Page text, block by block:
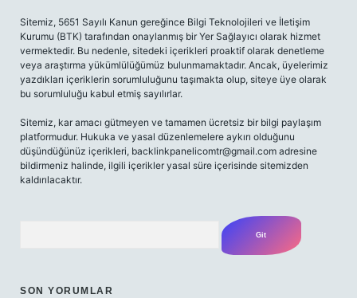
Sitemiz, 5651 Sayılı Kanun gereğince Bilgi Teknolojileri ve İletişim
Kurumu (BTK) tarafından onaylanmış bir Yer Sağlayıcı olarak hizmet
vermektedir. Bu nedenle, sitedeki içerikleri proaktif olarak denetleme
veya araştırma yükümlülüğümüz bulunmamaktadır. Ancak, üyelerimiz
yazdıkları içeriklerin sorumluluğunu taşımakta olup, siteye üye olarak
bu sorumluluğu kabul etmiş sayılırlar.
Sitemiz, kar amacı gütmeyen ve tamamen ücretsiz bir bilgi paylaşım
platformudur. Hukuka ve yasal düzenlemelere aykırı olduğunu
düşündüğünüz içerikleri, backlinkpanelicomtr@gmail.com adresine
bildirmeniz halinde, ilgili içerikler yasal süre içerisinde sitemizden
kaldırılacaktır.
SON YORUMLAR